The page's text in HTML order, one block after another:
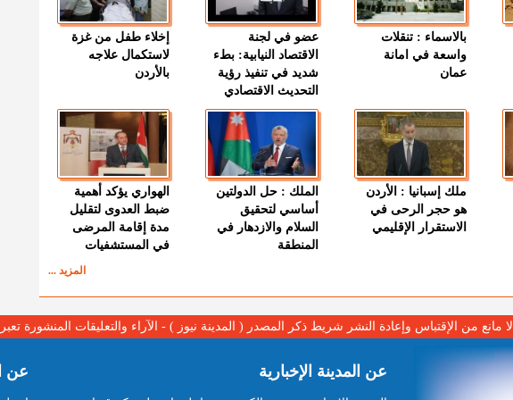
بالاسماء : تنقلات
واسعة في امانة
عمان
عضو في لجنة
الاقتصاد النيابية: بطء
شديد في تنفيذ رؤية
التحديث الاقتصادي
إخلاء طفل من غزة
لاستكمال علاجه
بالأردن
ملك إسبانيا : الأردن
هو حجر الرحى في
الاستقرار الإقليمي
الملك : حل الدولتين
أساسي لتحقيق
السلام والازدهار في
المنطقة
الهواري يؤكد أهمية
ضبط العدوى لتقليل
مدة إقامة المرضى
في المستشفيات
المزيد ...
لا مانع من الإقتباس وإعادة النشر شريط ذكر المصدر ( المدينة نيوز ) - الآراء والتعليقات المنشورة
عن المدينة الإخبارية عن